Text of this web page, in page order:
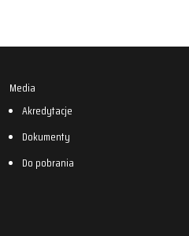
Media
Akredytacje
Dokumenty
Do pobrania